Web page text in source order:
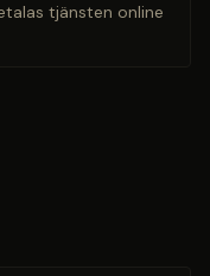
tjänsten online